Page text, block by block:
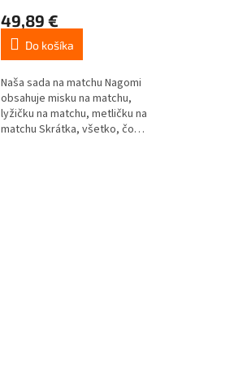
49,89 €
Do košíka
Naša sada na matchu Nagomi
obsahuje misku na matchu,
lyžičku na matchu, metličku na
matchu Skrátka, všetko, čo